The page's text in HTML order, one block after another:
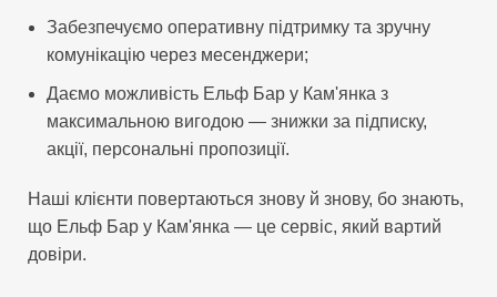
Забезпечуємо оперативну підтримку та зручну
комунікацію через месенджери;
Даємо можливість Ельф Бар у Кам'янка з
максимальною вигодою — знижки за підписку,
акції, персональні пропозиції.
Наші клієнти повертаються знову й знову, бо знають,
що Ельф Бар у Кам'янка — це сервіс, який вартий
довіри.